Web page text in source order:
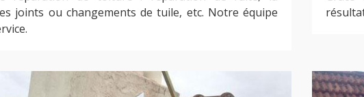
joints ou changements de tuile, etc. Notre équipe